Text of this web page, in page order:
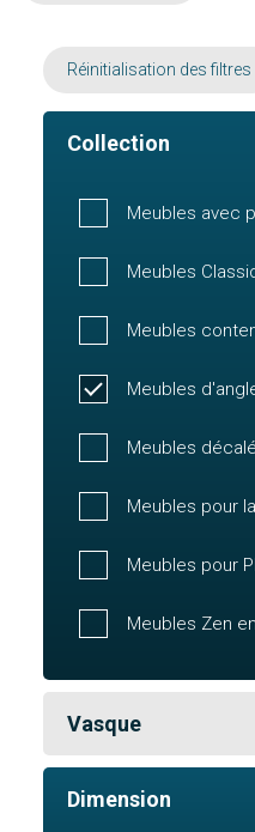
Réinitialisation des filtres
Collection
Meubles avec
Meubles
Meubles
Meubles
Meubles
Meubles pour
Meubles pour
Meubles Zen
Vasque
Dimension